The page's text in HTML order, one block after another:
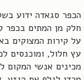
הכפר סגאדה ידוע
חלק מן המתים בכפר
על קירות המצוקים
עץ חלול, ומוכנסים
מכינים אנשי המקום